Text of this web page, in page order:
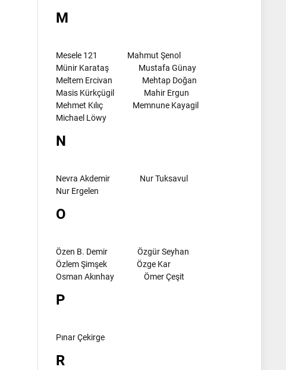
M
Mesele 121
Mahmut Şenol
Münir Karataş
Mustafa Günay
Meltem Ercivan
Mehtap Doğan
Masis Kürkçügil
Mahir Ergun
Mehmet Kılıç
Memnune Kayagil
Michael Löwy
N
Nevra Akdemir
Nur Tuksavul
Nur Ergelen
O
Özen B. Demir
Özgür Seyhan
Özlem Şimşek
Özge Kar
Osman Akınhay
Ömer Çeşit
P
Pınar Çekirge
R